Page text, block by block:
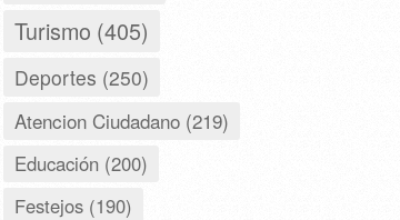
Turismo (405)
Deportes (250)
Atencion Ciudadano (219)
Educación (200)
Festejos (190)